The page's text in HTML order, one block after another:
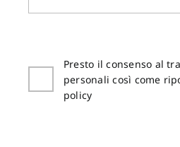
Presto il consenso al
personali così come
policy